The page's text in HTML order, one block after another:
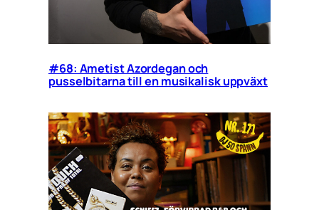
#68: Ametist Azordegan och
pusselbitarna till en musikalisk uppväxt